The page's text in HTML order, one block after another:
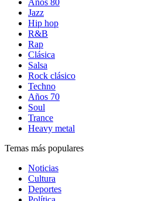
Años 80
Jazz
Hip hop
R&B
Rap
Clásica
Salsa
Rock clásico
Techno
Años 70
Soul
Trance
Heavy metal
Temas más populares
Noticias
Cultura
Deportes